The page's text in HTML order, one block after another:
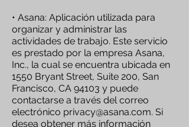
• Asana: Aplicación utilizada para
organizar y administrar las
actividades de trabajo. Este servicio
es prestado por la empresa Asana,
Inc., la cual se encuentra ubicada en
1550 Bryant Street, Suite 200, San
Francisco, CA 94103 y puede
contactarse a través del correo
electrónico privacy@asana.com. Si
desea obtener más información